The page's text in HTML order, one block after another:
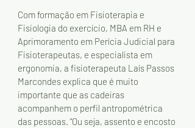
Com formação em Fisioterapia e
Fisiologia do exercício, MBA em RH e
Aprimoramento em Perícia Judicial para
Fisioterapeutas, e especialista em
ergonomia, a fisioterapeuta Laís Passos
Marcondes explica que é muito
importante que as cadeiras
acompanhem o perfil antropométrica
das pessoas. “Ou seja, assento e encosto